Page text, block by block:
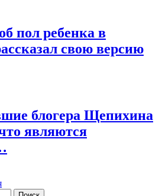
пол ребенка в
свою версию
блогера Щепихина
являются